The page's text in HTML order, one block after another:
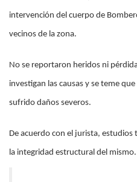
intervención del cuerpo de
vecinos de la zona.
No se reportaron heridos ni
investigan las causas y se teme
sufrido daños severos.
De acuerdo con el jurista,
la integridad estructural del mismo.